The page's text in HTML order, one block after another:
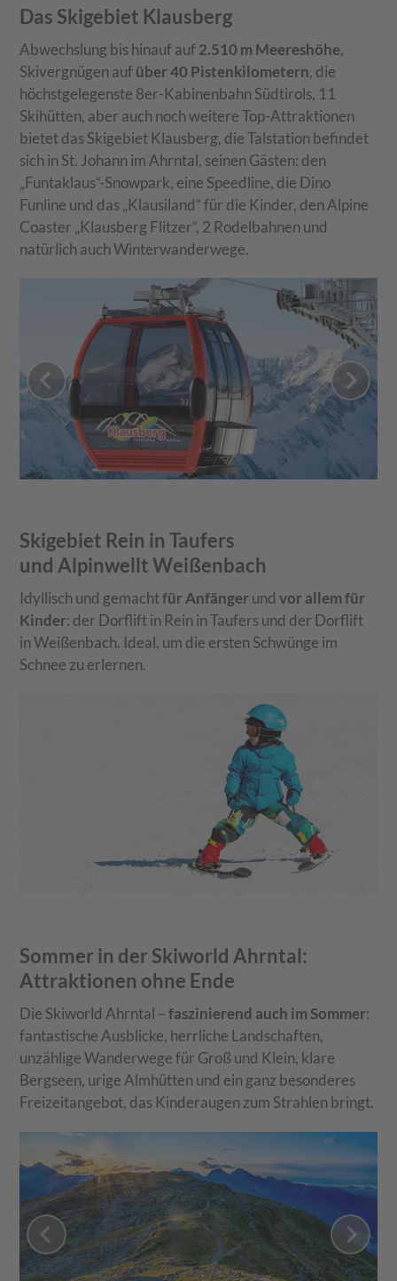
Das Skigebiet Klausberg
Abwechslung bis hinauf auf2.510 m Meereshöhe,
Skivergnügen aufüber 40 Pistenkilometern, die
höchstgelegenste 8er-Kabinenbahn Südtirols, 11
Skihütten, aber auch noch weitere Top-Attraktionen
bietet das Skigebiet Klausberg, die Talstation befindet
sich in St. Johann im Ahrntal, seinen Gästen: den
„Funtaklaus“-Snowpark, eine Speedline, die Dino
Funline und das „Klausiland“ für die Kinder, den Alpine
Coaster „Klausberg Flitzer“, 2 Rodelbahnen und
natürlich auch Winterwanderwege.
Skigebiet Rein in Taufers
und Alpinwellt Weißenbach
Idyllisch und gemachtfür Anfängerundvor allem für
Kinder: der Dorflift in Rein in Taufers und der Dorflift
in Weißenbach. Ideal, um die ersten Schwünge im
Schnee zu erlernen.
Sommer in der Skiworld Ahrntal:
Attraktionen ohne Ende
Die Skiworld Ahrntal –faszinierend auch im Sommer:
fantastische Ausblicke, herrliche Landschaften,
unzählige Wanderwege für Groß und Klein, klare
Bergseen, urige Almhütten und ein ganz besonderes
Freizeitangebot, das Kinderaugen zum Strahlen bringt.